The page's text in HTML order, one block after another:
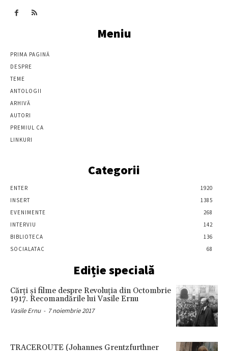
Meniu
PRIMA PAGINĂ
DESPRE
TEME
ANTOLOGII
ARHIVĂ
AUTORI
PREMIUL CA
LINKURI
Categorii
ENTER
1920
INSERT
1385
EVENIMENTE
268
INTERVIU
142
BIBLIOTECA
136
SOCIALATAC
68
Ediție specială
Cărţi şi filme despre Revoluţia din Octombrie
1917. Recomandările lui Vasile Ernu
Vasile Ernu - 7 noiembrie 2017
TRACEROUTE (Johannes Grentzfurthner